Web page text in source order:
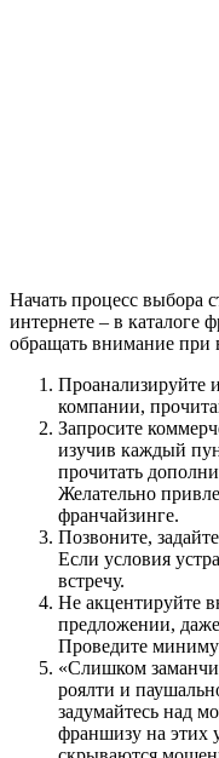
Начать процесс выбора
интернете – в каталоге
обращать внимание
Проанализируйте
компании,
Запросите
изучив каждый
прочитать
Желательно
франчайзинге.
Позвоните,
Если условия
встречу.
Не акцентируйте
предложении,
Проведите
«Слишком
роялти и
задумайтесь над
франшизу на этих